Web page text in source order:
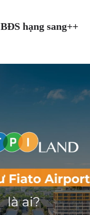
BĐS hạng sang++